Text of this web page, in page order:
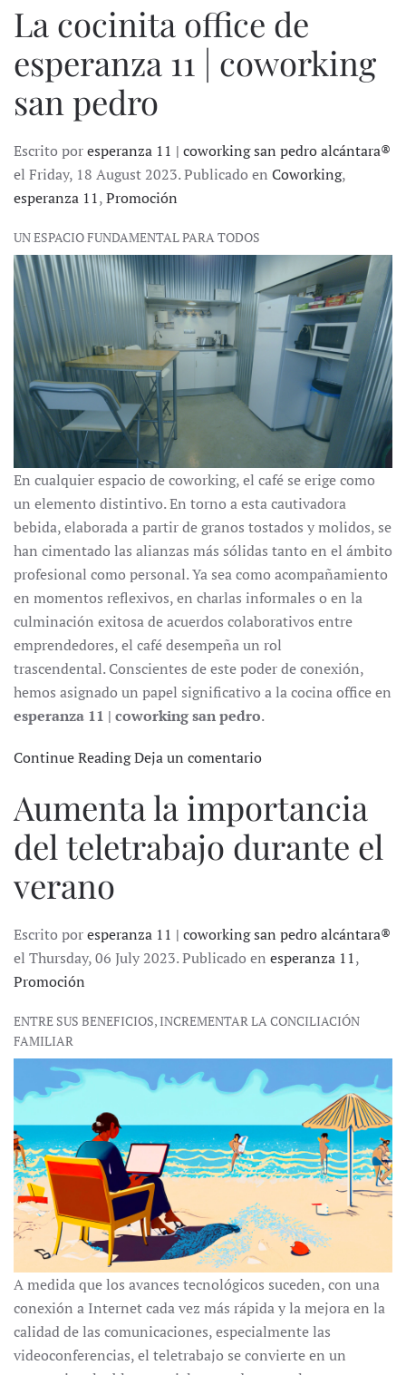
La cocinita office de
esperanza 11 | coworking
san pedro
Escrito poresperanza 11 | coworking san pedro alcántara®
el Friday, 18 August 2023. Publicado en Coworking,
esperanza 11,Promoción
UN ESPACIO FUNDAMENTAL PARA TODOS
En cualquier espacio de coworking, el café se erige como
un elemento distintivo. En torno a esta cautivadora
bebida, elaborada a partir de granos tostados y molidos, se
han cimentado las alianzas más sólidas tanto en el ámbito
profesional como personal. Ya sea como acompañamiento
en momentos reflexivos, en charlas informales o en la
culminación exitosa de acuerdos colaborativos entre
emprendedores, el café desempeña un rol
trascendental. Conscientes de este poder de conexión,
hemos asignado un papel significativo a la cocina office en
esperanza 11 | coworking san pedro.
Continue ReadingDeja un comentario
Aumenta la importancia
del teletrabajo durante el
verano
Escrito poresperanza 11 | coworking san pedro alcántara®
el Thursday, 06 July 2023. Publicado en esperanza 11,
Promoción
ENTRE SUS BENEFICIOS, INCREMENTAR LA CONCILIACIÓN
FAMILIAR
A medida que los avances tecnológicos suceden, con una
conexión a Internet cada vez más rápida y la mejora en la
calidad de las comunicaciones, especialmente las
videoconferencias, el teletrabajo se convierte en un